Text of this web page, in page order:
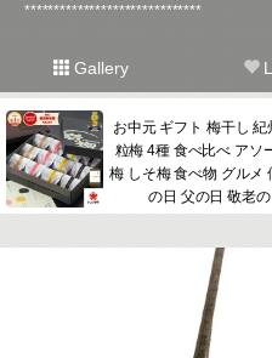
******************************
Gallery
お中元 ギフト 梅干し
粒梅 4種 食べ比べ アソ
梅 しそ梅 食べ物 グルメ
の日 父の日 敬老